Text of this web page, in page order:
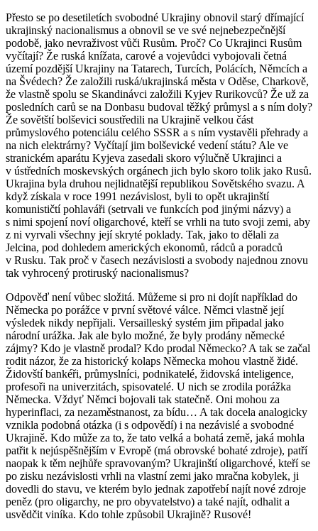
Přesto se po desetiletích svobodné Ukrajiny obnovil starý dřímající
ukrajinský nacionalismus a obnovil se ve své nejnebezpečnější
podobě, jako nevraživost vůči Rusům. Proč? Co Ukrajinci Rusům
vyčítají? Že ruská knížata, carové a vojevůdci vybojovali četná
území pozdější Ukrajiny na Tatarech, Turcích, Polácích, Němcích a
na Švédech? Že založili ruská/ukrajinská města v Oděse, Charkově,
že vlastně spolu se Skandinávci založili Kyjev Rurikovců? Že už za
posledních carů se na Donbasu budoval těžký průmysl a s ním doly?
Že sovětští bolševici soustředili na Ukrajině velkou část
průmyslového potenciálu celého SSSR a s ním vystavěli přehrady a
na nich elektrárny? Vyčítají jim bolševické vedení státu? Ale ve
stranickém aparátu Kyjeva zasedali skoro výlučně Ukrajinci a
v ústředních moskevských orgánech jich bylo skoro tolik jako Rusů.
Ukrajina byla druhou nejlidnatější republikou Sovětského svazu. A
když získala v roce 1991 nezávislost, byli to opět ukrajinští
komunističtí pohlaváři (setrvali ve funkcích pod jinými názvy) a
s nimi spojení noví oligarchové, kteří se vrhli na tuto svoji zemi, aby
z ni vyrvali všechny její skryté poklady. Tak, jako to dělali za
Jelcina, pod dohledem amerických ekonomů, rádců a poradců
v Rusku. Tak proč v časech nezávislosti a svobody najednou znovu
tak vyhrocený protiruský nacionalismus?
Odpověď není vůbec složitá. Můžeme si pro ni dojít například do
Německa po porážce v první světové válce. Němci vlastně její
výsledek nikdy nepřijali. Versailleský systém jim připadal jako
národní urážka. Jak ale bylo možné, že byly prodány německé
zájmy? Kdo je vlastně prodal? Kdo prodal Německo? A tak se začal
rodit názor, že za historický kolaps Německa mohou vlastně židé.
Židovští bankéři, průmyslníci, podnikatelé, židovská inteligence,
profesoři na univerzitách, spisovatelé. U nich se zrodila porážka
Německa. Vždyť Němci bojovali tak statečně. Oni mohou za
hyperinflaci, za nezaměstnanost, za bídu… A tak docela analogicky
vznikla podobná otázka (i s odpovědí) i na nezávislé a svobodné
Ukrajině. Kdo může za to, že tato velká a bohatá země, jaká mohla
patřit k nejúspěšnějším v Evropě (má obrovské bohaté zdroje), patří
naopak k těm nejhůře spravovaným? Ukrajinští oligarchové, kteří se
po zisku nezávislosti vrhli na vlastní zemi jako mračna kobylek, ji
dovedli do stavu, ve kterém bylo jednak zapotřebí najít nové zdroje
peněz (pro oligarchy, ne pro obyvatelstvo) a také najít, odhalit a
usvědčit viníka. Kdo tohle způsobil Ukrajině? Rusové!